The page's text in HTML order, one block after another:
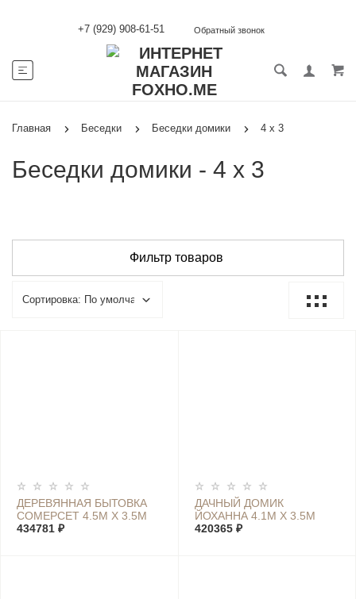
+7 (929) 908-61-51 Обратный звонок
Главная Беседки Беседки домики 4 х 3
Беседки домики - 4 х 3
Фильтр товаров
ДЕРЕВЯННАЯ БЫТОВКА
СОМЕРСЕТ 4.5М Х 3.5М
434781 ₽
ДАЧНЫЙ ДОМИК
ЙОХАННА 4.1М Х 3.5М
420365 ₽